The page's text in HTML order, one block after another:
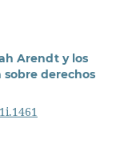
Arendt y los
derechos